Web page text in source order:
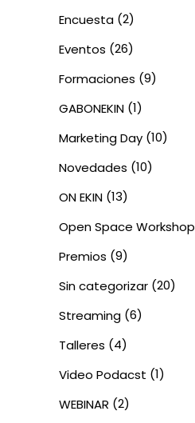
Encuesta (2)
Eventos (26)
Formaciones (9)
GABONEKIN (1)
Marketing Day (10)
Novedades (10)
ON EKIN (13)
Open Space Workshop
Premios (9)
Sin categorizar (20)
Streaming (6)
Talleres (4)
Video Podacst (1)
WEBINAR (2)